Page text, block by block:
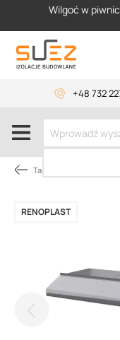
Wilgoć w
+48 732
Tarasy i balkony
RENOPLAST